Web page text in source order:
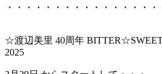
・・・・・・・・・・・・・・・
☆渡辺美里 40周年
2025